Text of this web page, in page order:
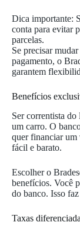
Dica importante:
conta para evitar
parcelas.
Se precisar
pagamento, o
garantem
Benefícios
Ser correntista
um carro. O
quer financiar um
fácil e barato.
Escolher o
benefícios. Você
do banco. Isso
Taxas